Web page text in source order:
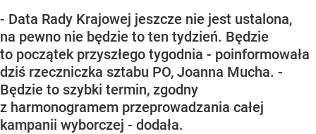
- Data Rady Krajowej jeszcze nie jest ustalona,
na pewno nie będzie to ten tydzień. Będzie
to początek przyszłego tygodnia - poinformowała
dziś rzeczniczka sztabu PO, Joanna Mucha. -
Będzie to szybki termin, zgodny
z harmonogramem przeprowadzania całej
kampanii wyborczej - dodała.